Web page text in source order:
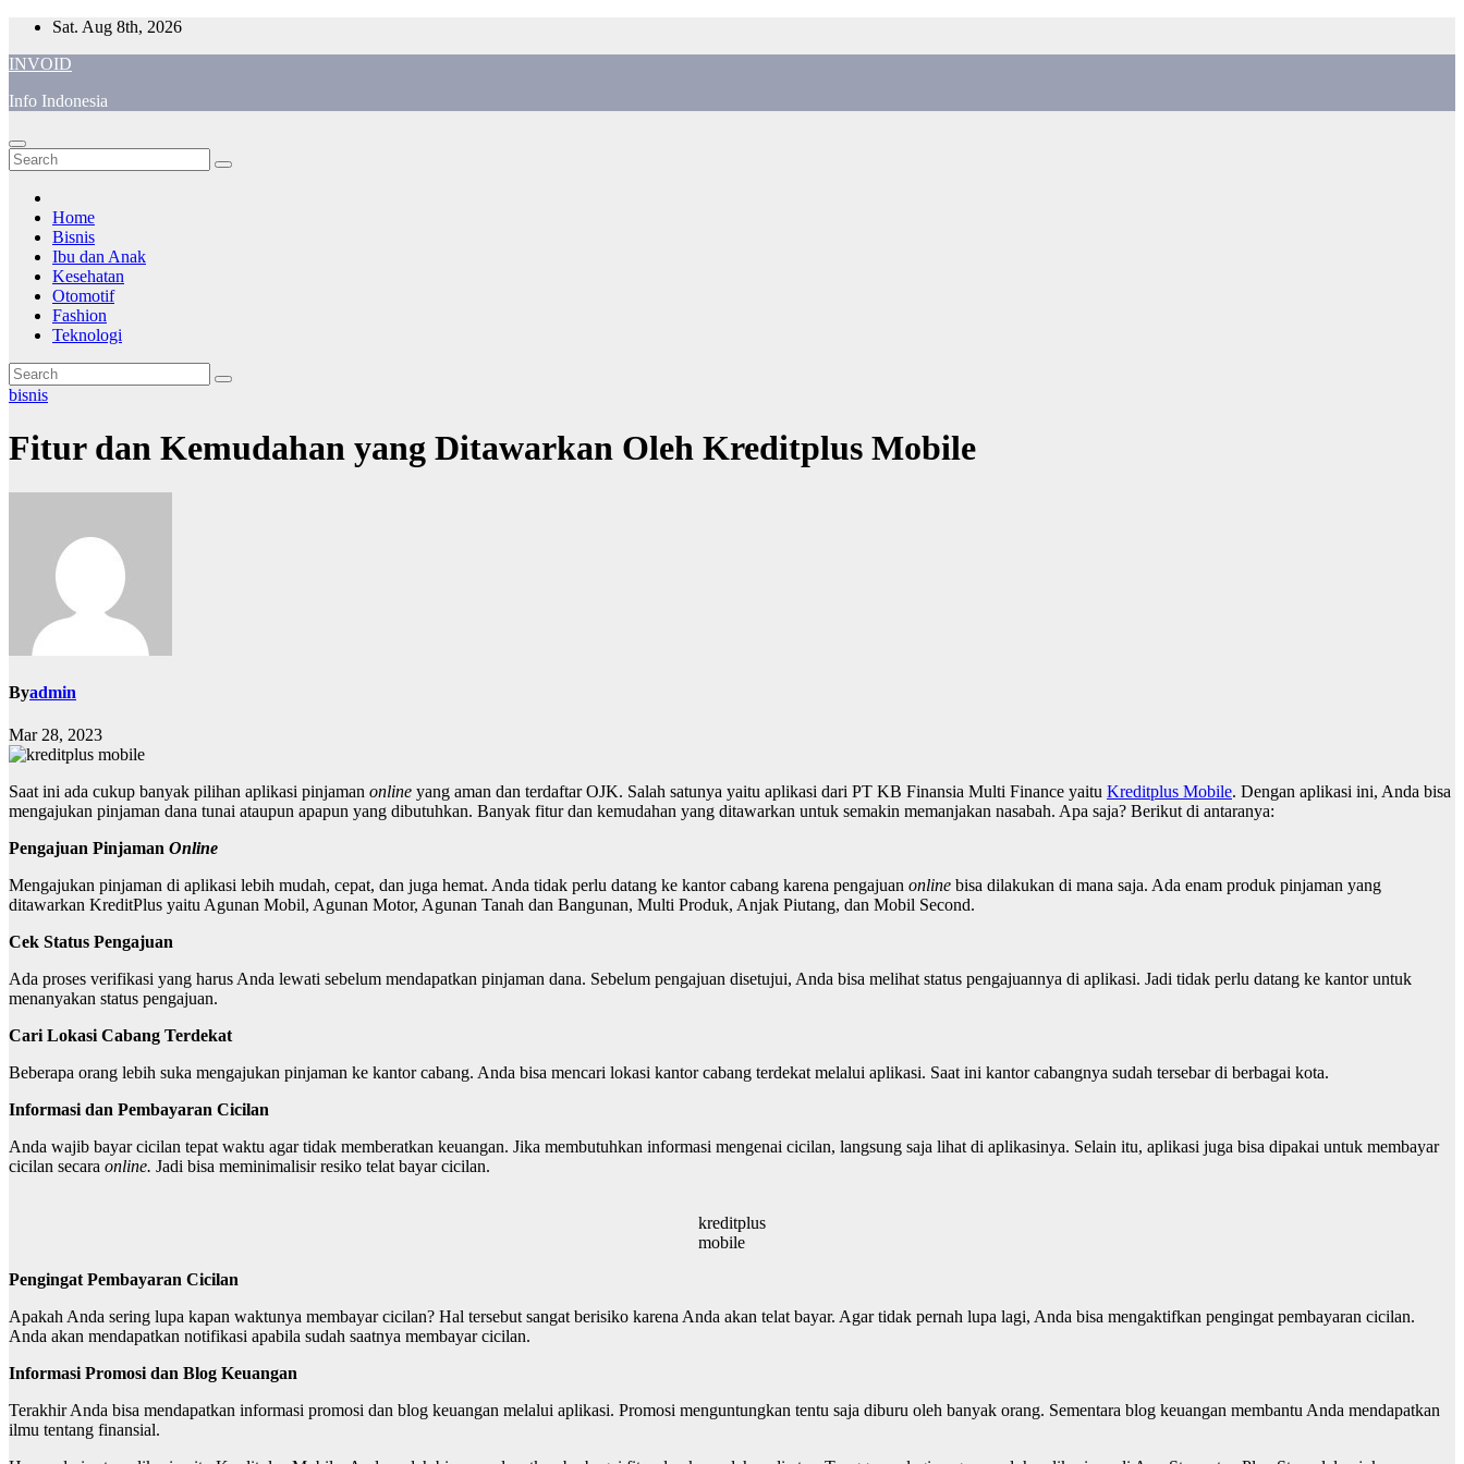
Skip
content
Sat. Aug 8th, 2026
INVOID
Info Indonesia
Home
Bisnis
Ibu dan Anak
Kesehatan
Otomotif
Fashion
Teknologi
bisnis
Fitur dan Kemudahan yang Ditawarkan Oleh Kreditplus Mobile
Byadmin
Mar 28, 2023
Saat ini ada cukup banyak pilihan aplikasi pinjaman online yang aman dan terdaftar OJK. Salah satunya yaitu aplikasi dari PT KB Finansia Multi Finance yaitu Kreditplus Mobile. Dengan aplikasi ini, Anda bisa
mengajukan pinjaman dana tunai ataupun apapun yang dibutuhkan. Banyak fitur dan kemudahan yang ditawarkan untuk semakin memanjakan nasabah. Apa saja? Berikut di antaranya:
Pengajuan Pinjaman Online
Mengajukan pinjaman di aplikasi lebih mudah, cepat, dan juga hemat. Anda tidak perlu datang ke kantor cabang karena pengajuan online bisa dilakukan di mana saja. Ada enam produk pinjaman yang
ditawarkan KreditPlus yaitu Agunan Mobil, Agunan Motor, Agunan Tanah dan Bangunan, Multi Produk, Anjak Piutang, dan Mobil Second.
Cek Status Pengajuan
Ada proses verifikasi yang harus Anda lewati sebelum mendapatkan pinjaman dana. Sebelum pengajuan disetujui, Anda bisa melihat status pengajuannya di aplikasi. Jadi tidak perlu datang ke kantor untuk
menanyakan status pengajuan.
Cari Lokasi Cabang Terdekat
Beberapa orang lebih suka mengajukan pinjaman ke kantor cabang. Anda bisa mencari lokasi kantor cabang terdekat melalui aplikasi. Saat ini kantor cabangnya sudah tersebar di berbagai kota.
Informasi dan Pembayaran Cicilan
Anda wajib bayar cicilan tepat waktu agar tidak memberatkan keuangan. Jika membutuhkan informasi mengenai cicilan, langsung saja lihat di aplikasinya. Selain itu, aplikasi juga bisa dipakai untuk membayar
cicilan secara online. Jadi bisa meminimalisir resiko telat bayar cicilan.
kreditplus
mobile
Pengingat Pembayaran Cicilan
Apakah Anda sering lupa kapan waktunya membayar cicilan? Hal tersebut sangat berisiko karena Anda akan telat bayar. Agar tidak pernah lupa lagi, Anda bisa mengaktifkan pengingat pembayaran cicilan.
Anda akan mendapatkan notifikasi apabila sudah saatnya membayar cicilan.
Informasi Promosi dan Blog Keuangan
Terakhir Anda bisa mendapatkan informasi promosi dan blog keuangan melalui aplikasi. Promosi menguntungkan tentu saja diburu oleh banyak orang. Sementara blog keuangan membantu Anda mendapatkan
ilmu tentang finansial.